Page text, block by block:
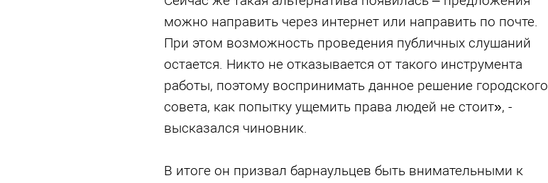
можно направить через интернет или направить по почте.
При этом возможность проведения публичных слушаний
остается. Никто не отказывается от такого инструмента
работы, поэтому воспринимать данное решение городского
совета, как попытку ущемить права людей не стоит», -
высказался чиновник.
В итоге он призвал барнаульцев быть внимательными к